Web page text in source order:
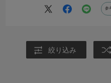
参
絞り込み